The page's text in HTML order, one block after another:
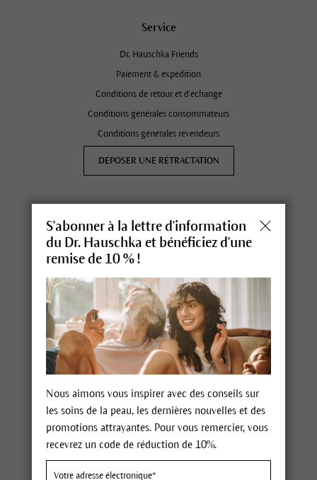
Service
Dr. Hauschka Friends
Paiement & expédition
Conditions de retour et d'échange
Conditions générales consommateurs
Conditions générales revendeurs
DÉPOSER UNE RÉTRACTATION
Dr. Hauschka près de chez vous
Rechercher un revendeur
Hôtels & spas
Actualités
Newsletter
Dr. Hauschka Live
Des cosmétiques naturels, efficaces, 100% certifiés.
Différents depuis 1967.
S'abonner à la lettre d'information
du Dr. Hauschka et bénéficiez d'une
remise de 10 % !
Nous aimons vous inspirer avec des conseils sur
les soins de la peau, les dernières nouvelles et des
promotions attrayantes. Pour vous remercier, vous
recevrez un code de réduction de 10%.